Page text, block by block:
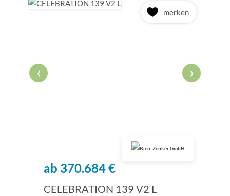
merken
‹ ›
ab 370.684 €
CELEBRATION 139 V2 L